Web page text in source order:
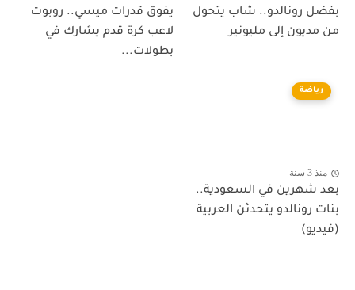
بفضل رونالدو.. شاب يتحول
من مديون إلى مليونير
يفوق قدرات ميسي.. روبوت
لاعب كرة قدم يشارك في
بطولات...
رياضة
منذ 3 سنة
بعد شهرين في السعودية..
بنات رونالدو يتحدثن العربية
(فيديو)